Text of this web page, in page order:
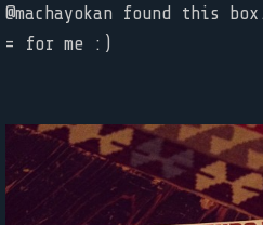
@machayokan found this
= for me :)